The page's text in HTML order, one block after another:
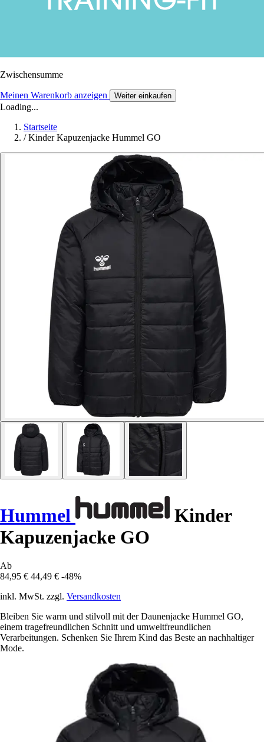
Zwischensumme
Meinen Warenkorb anzeigen Weiter einkaufen
Loading...
Startseite
/ Kinder Kapuzenjacke Hummel GO
Hummel
Kinder
Kapuzenjacke GO
Ab
84,95 € 44,49 € -48%
inkl. MwSt. zzgl. Versandkosten
Bleiben Sie warm und stilvoll mit der Daunenjacke Hummel GO,
einem tragefreundlichen Schnitt und umweltfreundlichen
Verarbeitungen. Schenken Sie Ihrem Kind das Beste an nachhaltiger
Mode.